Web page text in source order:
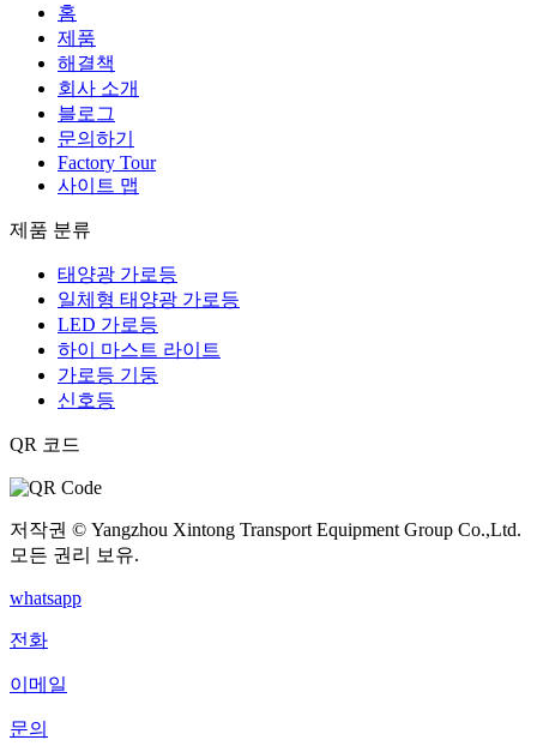
홈
제품
해결책
회사 소개
블로그
문의하기
Factory Tour
사이트 맵
제품 분류
태양광 가로등
일체형 태양광 가로등
LED 가로등
하이 마스트 라이트
가로등 기둥
신호등
QR 코드
저작권 © Yangzhou Xintong Transport Equipment Group Co.,Ltd.
모든 권리 보유.
whatsapp
전화
이메일
문의